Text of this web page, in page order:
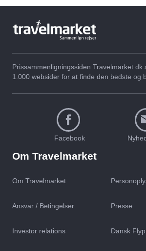
Playa de Palma Can
Prissammenligningssiden Travelmarket.dk
1.000 websider for at finde den bedste og
Facebook
Om Travelmarket
Om Travelmarket
Ansvar / Betingelser Presse
Investor relations Dansk